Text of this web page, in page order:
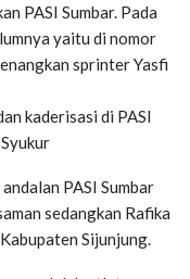
PASI Sumbar. Pada
yaitu di nomor
sprinter Yasfi
kaderisasi di PASI
PASI Sumbar
sedangkan Rafika
Sijunjung.